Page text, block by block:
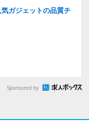
ガジェットの品質チ
Sponsored by